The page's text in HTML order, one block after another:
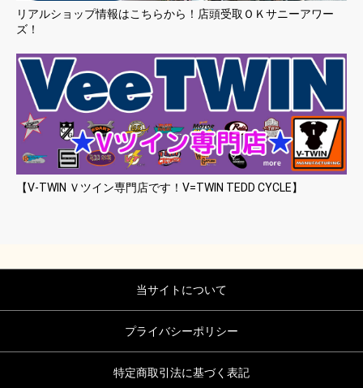
リアルショップ情報はこちらから！店頭受取ＯＫサニーアワー
ズ！
【V-TWIN Ｖツイン専門店です！V=TWIN TEDD CYCLE】
当サイトについて
プライバシーポリシー
特定商取引法に基づく表記